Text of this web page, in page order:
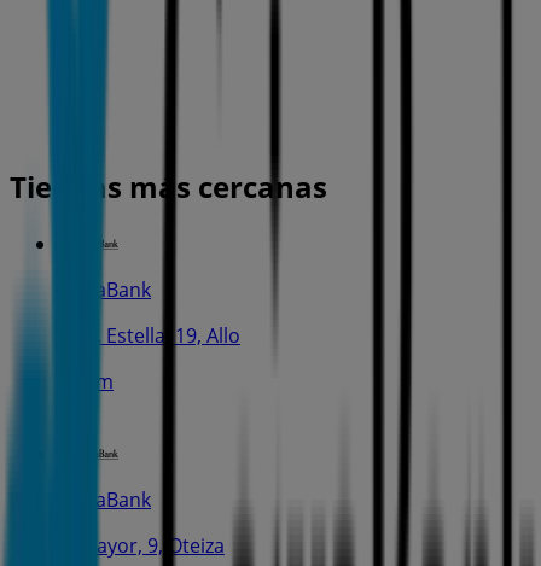
Tiendas más cercanas
CaixaBank
Ctra. Estella, 19, Allo
160 m
CaixaBank
C. Mayor, 9, Oteiza